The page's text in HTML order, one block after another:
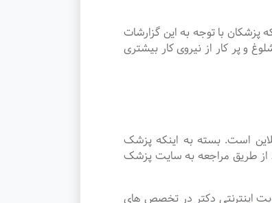
با توجه به این گزارشات
و پر کار از نیروی کار بیشتری
است. بسته به اینکه پزشک
از طریق مراجعه به سایت پزشک
اینترنتی دکتر در تخصص های